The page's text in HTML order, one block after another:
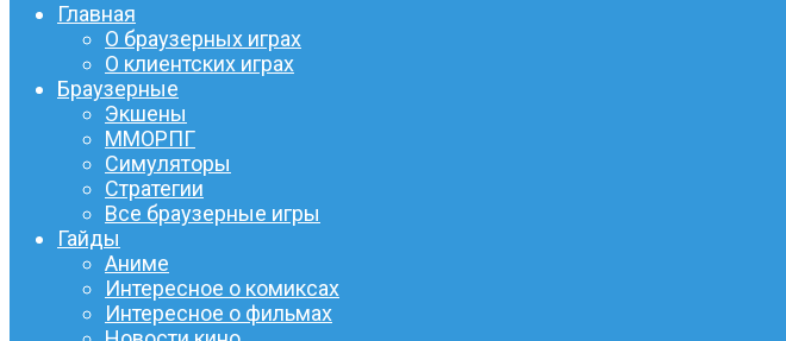
Главная
О браузерных играх
О клиентских играх
Браузерные
Экшены
ММОРПГ
Симуляторы
Стратегии
Все браузерные игры
Гайды
Аниме
Интересное о комиксах
Интересное о фильмах